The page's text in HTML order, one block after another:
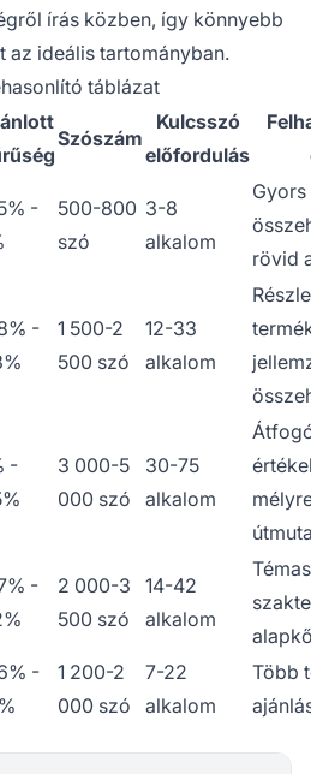
írás közben, így könnyebb
az ideális tartományban.
táblázat
Szószám
Kulcsszó
előfordulás
-
500-800
szó
3-8
alkalom
Gyors
rövid
-
1 500-2
500 szó
12-33
alkalom
-
3 000-5
000 szó
30-75
alkalom
-
2 000-3
500 szó
14-42
alkalom
-
1 200-2
000 szó
7-22
alkalom
Több